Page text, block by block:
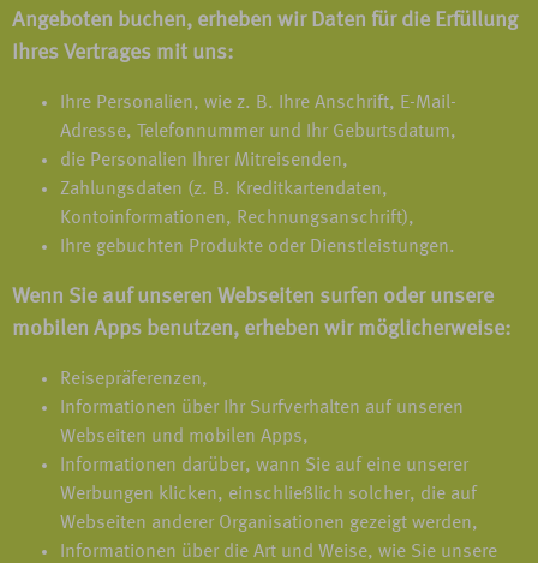
Angeboten buchen, erheben wir Daten für die Erfüllung
Ihres Vertrages mit uns:
Ihre Personalien, wie z. B. Ihre Anschrift, E-Mail-
Adresse, Telefonnummer und Ihr Geburtsdatum,
die Personalien Ihrer Mitreisenden,
Zahlungsdaten (z. B. Kreditkartendaten,
Kontoinformationen, Rechnungsanschrift),
Ihre gebuchten Produkte oder Dienstleistungen.
Wenn Sie auf unseren Webseiten surfen oder unsere
mobilen Apps benutzen, erheben wir möglicherweise:
Reisepräferenzen,
Informationen über Ihr Surfverhalten auf unseren
Webseiten und mobilen Apps,
Informationen darüber, wann Sie auf eine unserer
Werbungen klicken, einschließlich solcher, die auf
Webseiten anderer Organisationen gezeigt werden,
Informationen über die Art und Weise, wie Sie unsere